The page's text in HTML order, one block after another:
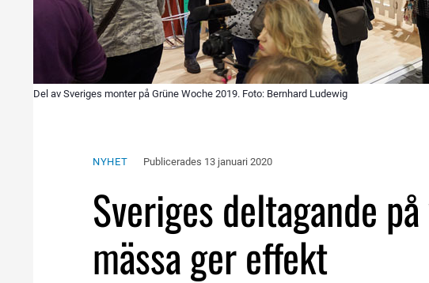
Del av Sveriges monter på Grüne Woche 2019. Foto: Bernhard Ludewig
NYHET Publicerades 13 januari 2020
Sveriges deltagande
mässa ger effekt